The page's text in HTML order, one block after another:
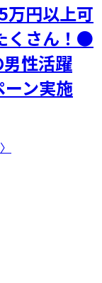
円以上可
くさん！●
性活躍
ン実施